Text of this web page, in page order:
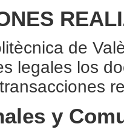
de
legales los
y